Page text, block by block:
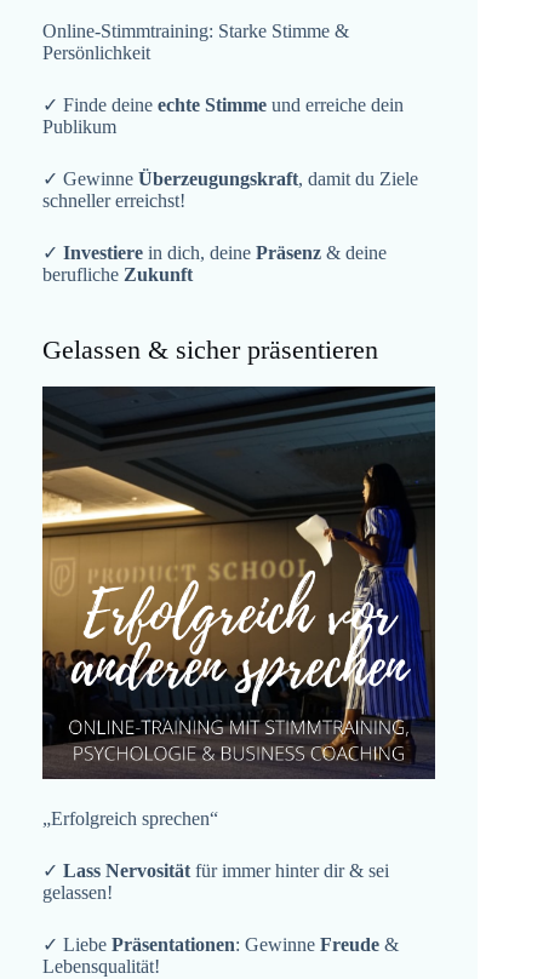
Online-Stimmtraining: Starke Stimme &
Persönlichkeit
✓ Finde deine echte Stimme und erreiche dein
Publikum
✓ Gewinne Überzeugungskraft, damit du Ziele
schneller erreichst!
✓ Investiere in dich, deine Präsenz & deine
berufliche Zukunft
Gelassen & sicher präsentieren
„Erfolgreich sprechen“
✓ Lass Nervosität für immer hinter dir & sei
gelassen!
✓ Liebe Präsentationen: Gewinne Freude &
Lebensqualität!